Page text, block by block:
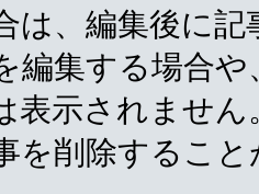
は、編集後に
編集する場合
表示されませ
を削除するこ